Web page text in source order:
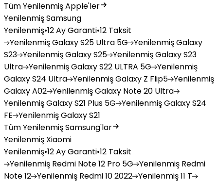
Tüm Yenilenmiş Apple'ler
Yenilenmiş Samsung
Yenilenmiş•12 Ay Garanti•12 Taksit
YenilenmişGalaxy S25 Ultra 5G YenilenmişGalaxy
S23 YenilenmişGalaxy S25 YenilenmişGalaxy S23
Ultra YenilenmişGalaxy S22 ULTRA 5G Yenilenmiş
Galaxy S24 Ultra YenilenmişGalaxy Z Flip5 Yenilenmiş
Galaxy A02 YenilenmişGalaxy Note 20 Ultra
YenilenmişGalaxy S21 Plus 5G YenilenmişGalaxy S24
FE YenilenmişGalaxy S21
Tüm Yenilenmiş Samsung'lar
Yenilenmiş Xiaomi
Yenilenmiş•12 Ay Garanti•12 Taksit
Yenilenmiş Redmi Note 12 Pro 5G Yenilenmiş Redmi
Note 12 Yenilenmiş Redmi 10 2022 Yenilenmiş11 T